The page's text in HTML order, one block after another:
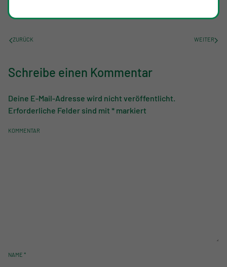
VERANSTALTUNGEN
ZURÜCK WEITER
Schreibe einen Kommentar
Deine E-Mail-Adresse wird nicht veröffentlicht.
Erforderliche Felder sind mit * markiert
KOMMENTAR
NAME *